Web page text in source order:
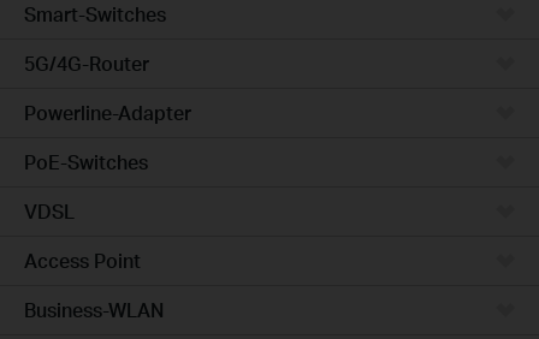
Smart-Switches
5G/4G-Router
Powerline-Adapter
PoE-Switches
VDSL
Access Point
Business-WLAN